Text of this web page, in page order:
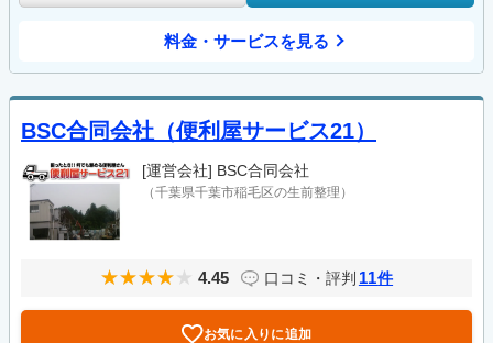
料金・サービスを見る
BSC合同会社（便利屋サービス21）
[運営会社] BSC合同会社
（千葉県千葉市稲毛区の生前整理）
4.45 口コミ・評判 11件
お気に入りに追加